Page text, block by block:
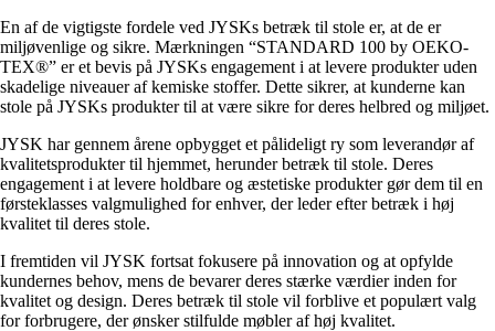
En af de vigtigste fordele ved JYSKs betræk til stole er, at de er
miljøvenlige og sikre. Mærkningen “STANDARD 100 by OEKO-
TEX®” er et bevis på JYSKs engagement i at levere produkter uden
skadelige niveauer af kemiske stoffer. Dette sikrer, at kunderne kan
stole på JYSKs produkter til at være sikre for deres helbred og miljøet.
JYSK har gennem årene opbygget et pålideligt ry som leverandør af
kvalitetsprodukter til hjemmet, herunder betræk til stole. Deres
engagement i at levere holdbare og æstetiske produkter gør dem til en
førsteklasses valgmulighed for enhver, der leder efter betræk i høj
kvalitet til deres stole.
I fremtiden vil JYSK fortsat fokusere på innovation og at opfylde
kundernes behov, mens de bevarer deres stærke værdier inden for
kvalitet og design. Deres betræk til stole vil forblive et populært valg
for forbrugere, der ønsker stilfulde møbler af høj kvalitet.